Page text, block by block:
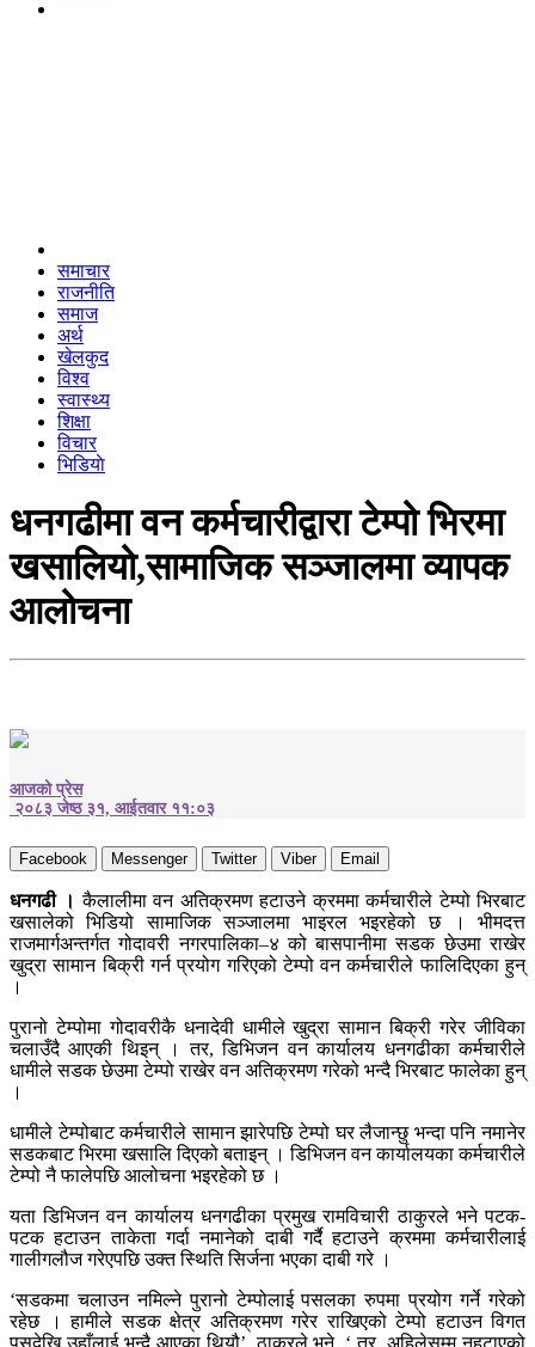
समाचार
राजनीति
समाज
अर्थ
खेलकुद
विश्व
स्वास्थ्य
शिक्षा
विचार
भिडियाे
धनगढीमा वन कर्मचारीद्वारा टेम्पो भिरमा
खसालियो,सामाजिक सञ्जालमा व्यापक
आलोचना
आजको प्रेस
२०८३ जेष्ठ ३१, आईतवार ११:०३
Facebook Messenger Twitter Viber Email
धनगढी । कैलालीमा वन अतिक्रमण हटाउने क्रममा कर्मचारीले टेम्पो भिरबाट
खसालेको भिडियो सामाजिक सञ्जालमा भाइरल भइरहेको छ । भीमदत्त
राजमार्गअन्तर्गत गोदावरी नगरपालिका–४ को बासपानीमा सडक छेउमा राखेर
खुद्रा सामान बिक्री गर्न प्रयोग गरिएको टेम्पो वन कर्मचारीले फालिदिएका हुन्
।
पुरानो टेम्पोमा गोदावरीकै धनादेवी धामीले खुद्रा सामान बिक्री गरेर जीविका
चलाउँदै आएकी थिइन् । तर, डिभिजन वन कार्यालय धनगढीका कर्मचारीले
धामीले सडक छेउमा टेम्पो राखेर वन अतिक्रमण गरेको भन्दै भिरबाट फालेका हुन्
।
धामीले टेम्पोबाट कर्मचारीले सामान झारेपछि टेम्पो घर लैजान्छु भन्दा पनि नमानेर
सडकबाट भिरमा खसालि दिएको बताइन् । डिभिजन वन कार्यालयका कर्मचारीले
टेम्पो नै फालेपछि आलोचना भइरहेको छ ।
यता डिभिजन वन कार्यालय धनगढीका प्रमुख रामविचारी ठाकुरले भने पटक-
पटक हटाउन ताकेता गर्दा नमानेको दाबी गर्दै हटाउने क्रममा कर्मचारीलाई
गालीगलौज गरेएपछि उक्त स्थिति सिर्जना भएका दाबी गरे ।
‘सडकमा चलाउन नमिल्ने पुरानो टेम्पोलाई पसलका रुपमा प्रयोग गर्ने गरेको
रहेछ । हामीले सडक क्षेत्र अतिक्रमण गरेर राखिएको टेम्पो हटाउन विगत